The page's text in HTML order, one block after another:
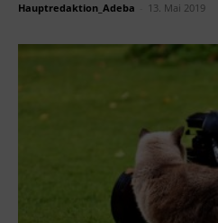
Hauptredaktion_Adeba 13. Mai 2019